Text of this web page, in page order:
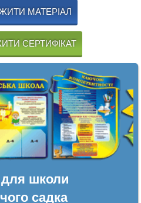
МАТЕРІАЛ
СЕРТИФІКАТ
школи
садка